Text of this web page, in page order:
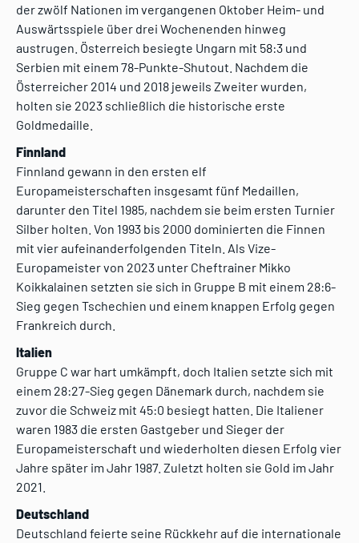
der zwölf Nationen im vergangenen Oktober Heim- und
Auswärtsspiele über drei Wochenenden hinweg
austrugen. Österreich besiegte Ungarn mit 58:3 und
Serbien mit einem 78-Punkte-Shutout. Nachdem die
Österreicher 2014 und 2018 jeweils Zweiter wurden,
holten sie 2023 schließlich die historische erste
Goldmedaille.
Finnland
Finnland gewann in den ersten elf
Europameisterschaften insgesamt fünf Medaillen,
darunter den Titel 1985, nachdem sie beim ersten Turnier
Silber holten. Von 1993 bis 2000 dominierten die Finnen
mit vier aufeinanderfolgenden Titeln. Als Vize-
Europameister von 2023 unter Cheftrainer Mikko
Koikkalainen setzten sie sich in Gruppe B mit einem 28:6-
Sieg gegen Tschechien und einem knappen Erfolg gegen
Frankreich durch.
Italien
Gruppe C war hart umkämpft, doch Italien setzte sich mit
einem 28:27-Sieg gegen Dänemark durch, nachdem sie
zuvor die Schweiz mit 45:0 besiegt hatten. Die Italiener
waren 1983 die ersten Gastgeber und Sieger der
Europameisterschaft und wiederholten diesen Erfolg vier
Jahre später im Jahr 1987. Zuletzt holten sie Gold im Jahr
2021.
Deutschland
Deutschland feierte seine Rückkehr auf die internationale